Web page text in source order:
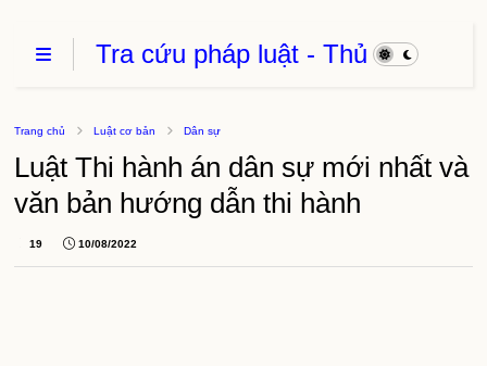
Tra cứu pháp luật - Thủ
thuật phần mềm
Trang chủ Luật cơ bản Dân sự
Luật Thi hành án dân sự mới nhất và
văn bản hướng dẫn thi hành
19 10/08/2022